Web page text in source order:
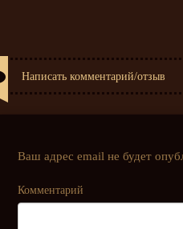
Написать комментарий/отзыв
Ваш адрес email не будет
Комментарий